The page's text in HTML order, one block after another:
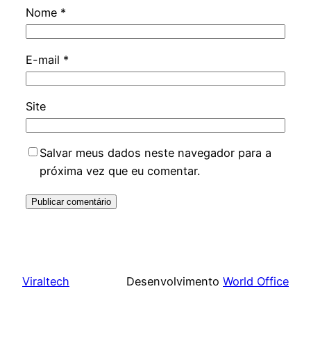
Nome *
E-mail *
Site
Salvar meus dados neste navegador para a
próxima vez que eu comentar.
Viraltech Desenvolvimento World Office